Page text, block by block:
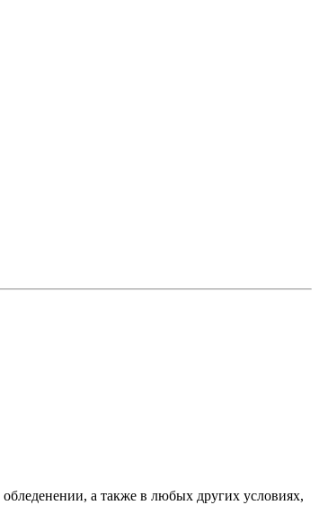
а также в любых других условиях,